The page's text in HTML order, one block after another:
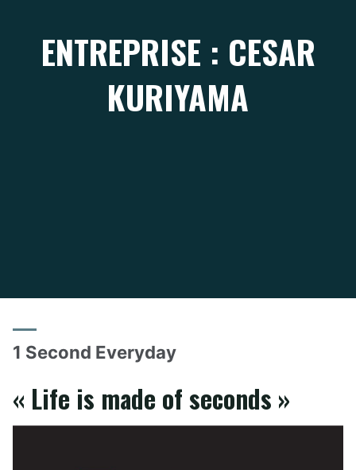
ENTREPRISE : CESAR
KURIYAMA
1 Second Everyday
« Life is made of seconds »